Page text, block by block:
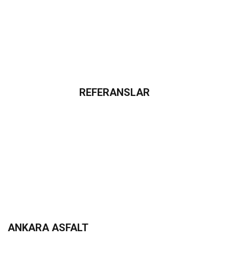
REFERANSLAR
ANKARA ASFALT